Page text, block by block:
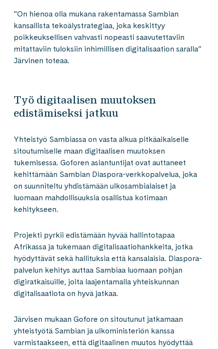
”On hienoa olla mukana rakentamassa Sambian
kansallista tekoälystrategiaa, joka keskittyy
poikkeuksellisen vahvasti nopeasti saavutettaviin
mitattaviin tuloksiin inhimillisen digitalisaation saralla”
Järvinen toteaa.
Työ digitaalisen muutoksen
edistämiseksi jatkuu
Yhteistyö Sambiassa on vasta alkua pitkäaikaiselle
sitoutumiselle maan digitaalisen muutoksen
tukemisessa. Goforen asiantuntijat ovat auttaneet
kehittämään Sambian Diaspora-verkkopalvelua, joka
on suunniteltu yhdistämään ulkosambialaiset ja
luomaan mahdollisuuksia osallistua kotimaan
kehitykseen.
Projekti pyrkii edistämään hyvää hallintotapaa
Afrikassa ja tukemaan digitalisaatiohankkeita, jotka
hyödyttävät sekä hallituksia että kansalaisia. Diaspora-
palvelun kehitys auttaa Sambiaa luomaan pohjan
digiratkaisuille, joita laajentamalla yhteiskunnan
digitalisaatiota on hyvä jatkaa.
Järvisen mukaan Gofore on sitoutunut jatkamaan
yhteistyötä Sambian ja ulkoministeriön kanssa
varmistaakseen, että digitaalinen muutos hyödyttää